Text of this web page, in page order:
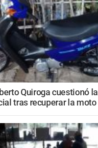
Quiroga cuestionó la
tras recuperar la moto